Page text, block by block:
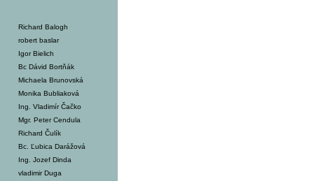
Richard Balogh
robert baslar
Igor Bielich
Bc Dávid Bortňák
Michaela Brunovská
Monika Bubliaková
Ing. Vladimír Čačko
Mgr. Peter Cendula
Richard Čulík
Bc. Ľubica Darážová
Ing. Jozef Dinda
vladimir Duga